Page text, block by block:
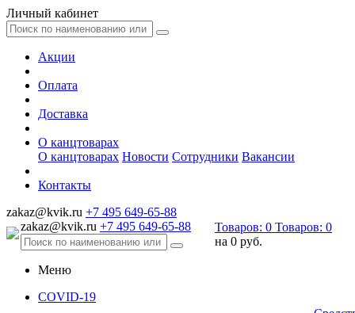
Личный кабинет
Акции
Оплата
Доставка
О канцтоварах
О канцтоварах Новости Сотрудники Вакансии
Контакты
zakaz@kvik.ru +7 495 649-65-88
zakaz@kvik.ru +7 495 649-65-88 Товаров: 0 Товаров: 0
на 0 руб.
Меню
COVID-19